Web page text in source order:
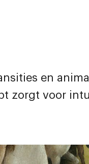
en
zorgt voor